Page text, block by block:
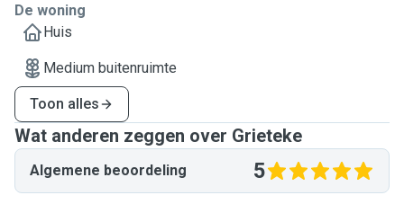
De woning
Huis
Medium buitenruimte
Toon alles
Wat anderen zeggen over Grieteke
Algemene beoordeling 5